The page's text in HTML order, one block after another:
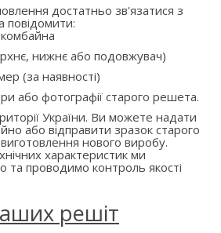
достатньо зв'язатися з
повідомити:
нижнє або подовжувач)
(за наявності)
або фотографії старого решета.
України. Ви можете надати
або відправити зразок старого
нового виробу.
характеристик ми
та проводимо контроль якості
решіт